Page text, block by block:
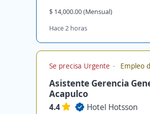
$ 14,000.00 (Mensual)
Hace 2 horas
Se precisa Urgente Empleo
Asistente Gerencia
Acapulco
4.4
Hotel Hotsson